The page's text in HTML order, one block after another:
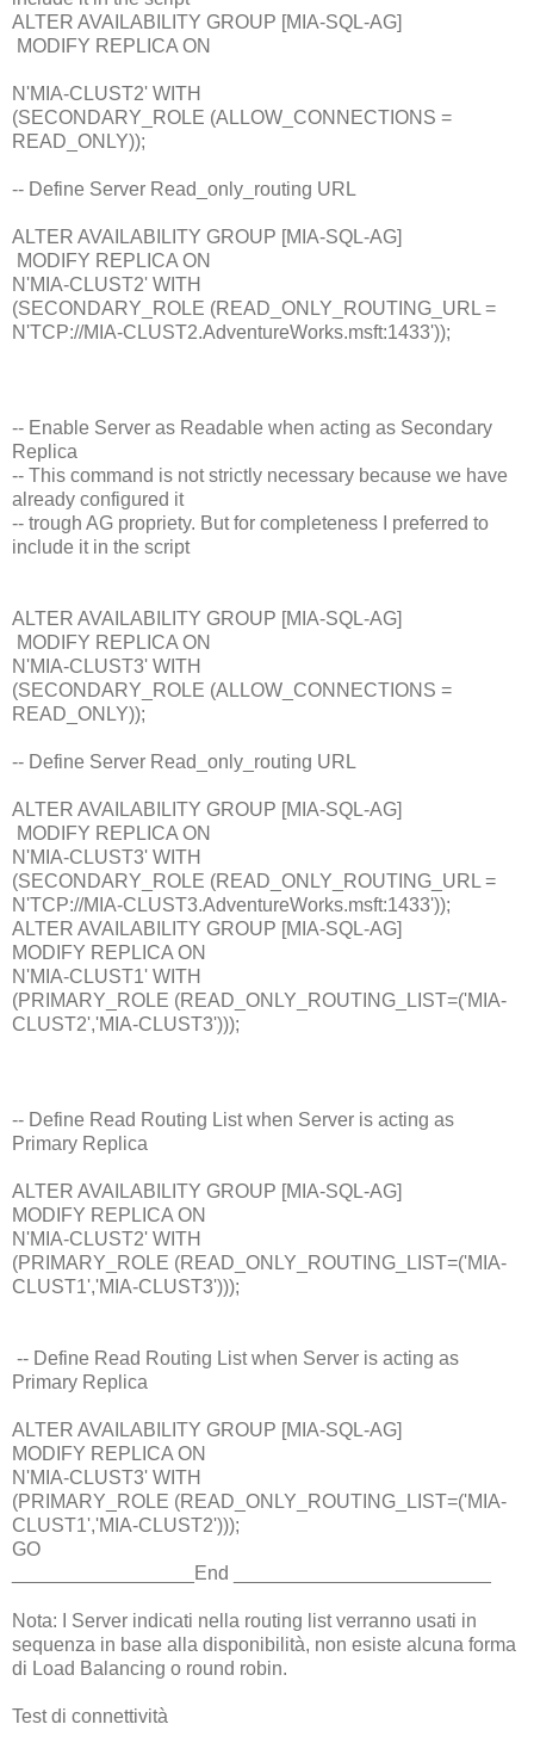
ALTER AVAILABILITY GROUP [MIA-SQL-AG]
MODIFY REPLICA ON
N'MIA-CLUST2' WITH
(SECONDARY_ROLE (ALLOW_CONNECTIONS =
READ_ONLY));
-- Define Server Read_only_routing URL
ALTER AVAILABILITY GROUP [MIA-SQL-AG]
MODIFY REPLICA ON
N'MIA-CLUST2' WITH
(SECONDARY_ROLE (READ_ONLY_ROUTING_URL =
N'TCP://MIA-CLUST2.AdventureWorks.msft:1433'));
-- Enable Server as Readable when acting as Secondary
Replica
-- This command is not strictly necessary because we have
already configured it
-- trough AG propriety. But for completeness I preferred to
include it in the script
ALTER AVAILABILITY GROUP [MIA-SQL-AG]
MODIFY REPLICA ON
N'MIA-CLUST3' WITH
(SECONDARY_ROLE (ALLOW_CONNECTIONS =
READ_ONLY));
-- Define Server Read_only_routing URL
ALTER AVAILABILITY GROUP [MIA-SQL-AG]
MODIFY REPLICA ON
N'MIA-CLUST3' WITH
(SECONDARY_ROLE (READ_ONLY_ROUTING_URL =
N'TCP://MIA-CLUST3.AdventureWorks.msft:1433'));
ALTER AVAILABILITY GROUP [MIA-SQL-AG]
MODIFY REPLICA ON
N'MIA-CLUST1' WITH
(PRIMARY_ROLE (READ_ONLY_ROUTING_LIST=('MIA-
CLUST2','MIA-CLUST3')));
-- Define Read Routing List when Server is acting as
Primary Replica
ALTER AVAILABILITY GROUP [MIA-SQL-AG]
MODIFY REPLICA ON
N'MIA-CLUST2' WITH
(PRIMARY_ROLE (READ_ONLY_ROUTING_LIST=('MIA-
CLUST1','MIA-CLUST3')));
-- Define Read Routing List when Server is acting as
Primary Replica
ALTER AVAILABILITY GROUP [MIA-SQL-AG]
MODIFY REPLICA ON
N'MIA-CLUST3' WITH
(PRIMARY_ROLE (READ_ONLY_ROUTING_LIST=('MIA-
CLUST1','MIA-CLUST2')));
GO
_________________End ________________________
Nota: I Server indicati nella routing list verranno usati in
sequenza in base alla disponibilità, non esiste alcuna forma
di Load Balancing o round robin.
Test di connettività